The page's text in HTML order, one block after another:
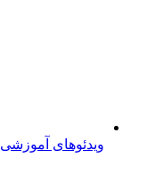
ویدئوهای آموزشی